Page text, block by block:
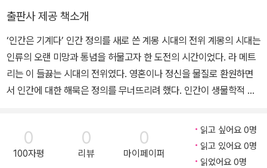
국 현대철학≫(2015) 등이 있으며, “인간의 거울, ‘로봇’: 기술지배시
대의 독법과 교양교육”(2024), “‘유일자’의 철학과 사적 유물론의
마주침: 『독일 이데올로기』 3장 ‘성 막스’에 나타난 맑스의 슈티르너
비판”(2023), “라 메트리의 유물론, 그리고 그 너머: 「인간기계론」을
중심으로”(2021), “한국 현대 사상사의 재조망과 ‘모더니티’: 20세
출판사 제공 책소개
‘인간은 기계다’ 인간 정의를 새로 쓴 계몽 시대의 전위 계몽의 시대는
인류의 오랜 미망과 통념을 허물고자 한 도전의 시간이었다. 라 메트
리는 이 들끓는 시대의 전위였다. 영혼이나 정신을 물질로 환원하면
서 인간에 대한 해묵은 정의를 무너뜨리려 했다. 인간이 생물학적 기
드는 사유의 장을 열었다. 그러나 라 메트리의 사상은 지성사적·역사
적 맥락을 유실한 채 ‘기계적 유물론’이라는 이름에 갇혀 오랫동안 빛
을 보지 못했다. 인간의 자기 정의가 전복되는 지금, 라 메트리라는 창
0
100자평
0
리뷰
0
마이페이퍼
읽고 싶어요 0명
읽고 있어요 0명
읽었어요 0명